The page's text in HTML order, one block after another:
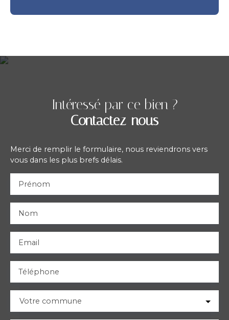
Intéressé par ce bien ?
Contactez-nous
Merci de remplir le formulaire, nous reviendrons vers
vous dans les plus brefs délais.
Prénom
Nom
Email
Téléphone
Votre commune